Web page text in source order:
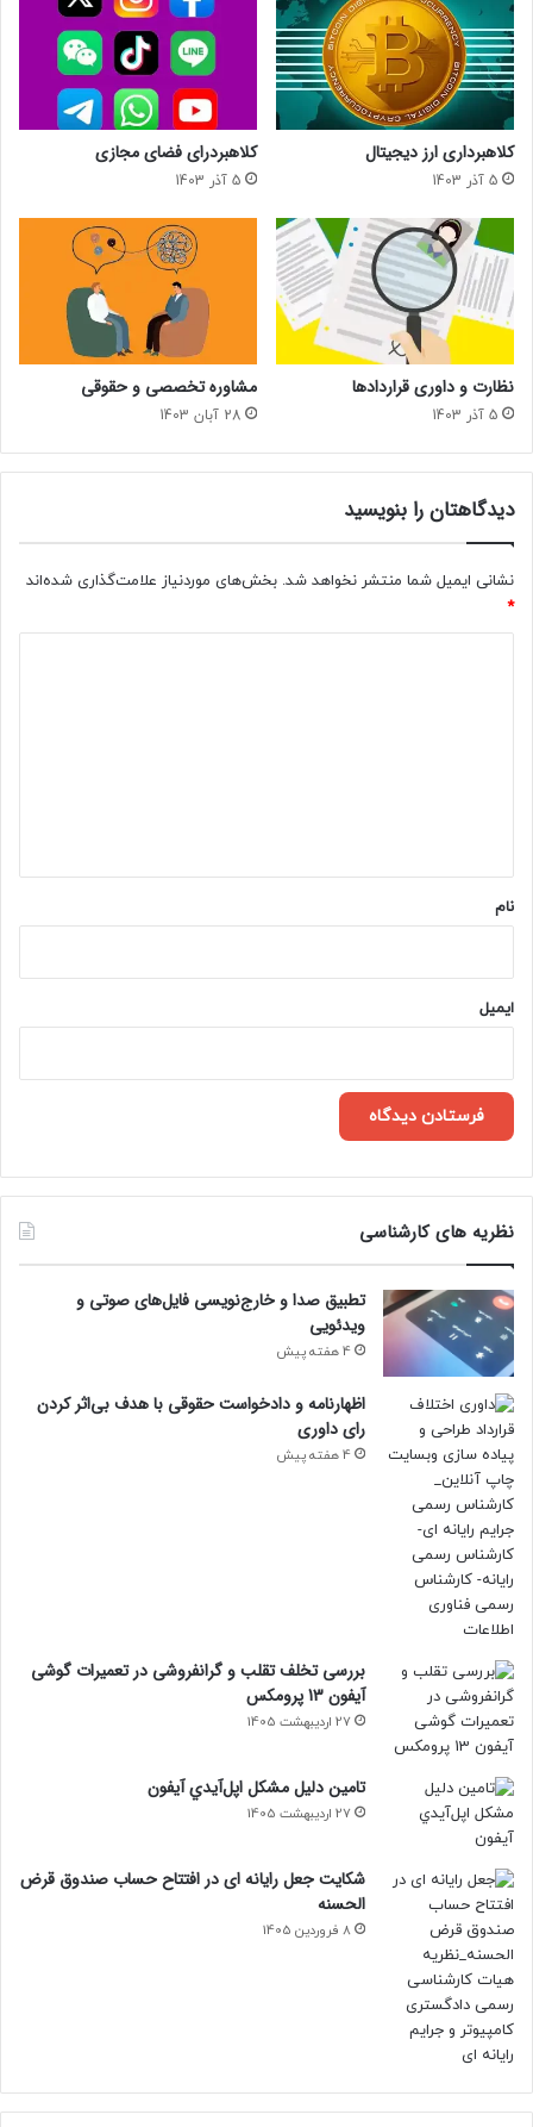
کلاهبرداری ارز دیجیتال
5 آذر 1403
کلاهبردرای فضای مجازی
5 آذر 1403
نظارت و داوری قراردادها
5 آذر 1403
مشاوره تخصصی و حقوقی
28 آبان 1403
دیدگاهتان را بنویسید
نشانی ایمیل شما منتشر نخواهد شد. بخش‌های موردنیاز علامت‌گذاری شده‌اند
*
نام
ایمیل
نظریه های کارشناسی
تطبیق صدا و خارج‌نویسی فایل‌های صوتی و
ویدئویی
4 هفته پیش
اظهارنامه و دادخواست حقوقی با هدف بی‌اثر کردن
رای داوری
4 هفته پیش
بررسی تخلف تقلب و گرانفروشی در تعمیرات گوشی
آیفون 13 پرومکس
27 اردیبهشت 1405
تامين دليل مشکل اپل‌آيدي آيفون
27 اردیبهشت 1405
شکایت جعل رایانه ای در افتتاح حساب صندوق قرض
الحسنه
8 فروردین 1405